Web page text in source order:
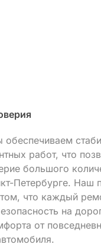
работ, что
большого
Петербурге. Наш
том, что каждый
на
от